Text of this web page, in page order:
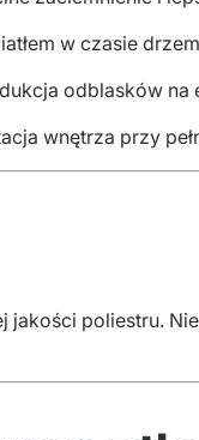
w czasie
odblasków na
wnętrza przy
jakości poliestru.